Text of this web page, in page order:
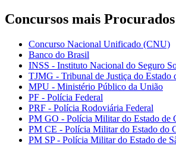
Concursos mais Procurados
Concurso Nacional Unificado (CNU)
Banco do Brasil
INSS - Instituto Nacional do Seguro
TJMG - Tribunal de Justiça do Estado
MPU - Ministério Público da União
PF - Polícia Federal
PRF - Polícia Rodoviária Federal
PM GO - Polícia Militar do Estado de
PM CE - Polícia Militar do Estado do
PM SP - Polícia Militar do Estado de